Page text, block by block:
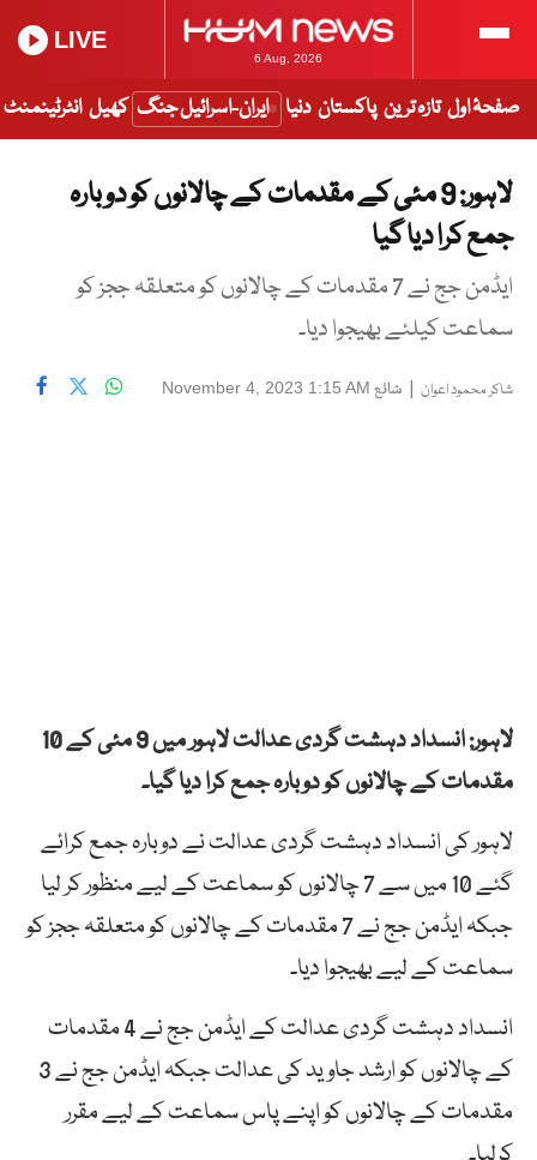
6 Aug, 2026
LIVE
صفحۂ اول تازہ ترین پاکستان دنیا ایران-اسرائیل جنگ کھیل انٹرٹینمنٹ
لاہور: 9 مئی کے مقدمات کے چالانوں کو دوبارہ
جمع کرا دیا گیا
ایڈمن جج نے 7 مقدمات کے چالانوں کو متعلقہ ججز کو
سماعت کیلئے بھیجوا دیا۔
شاکر محمود اعوان | شائع November 4, 2023 1:15 AM
لاہور: انسداد دہشت گردی عدالت لاہور میں 9 مئی کے 10
مقدمات کے چالانوں کو دوبارہ جمع کرا دیا گیا۔
لاہور کی انسداد دہشت گردی عدالت نے دوبارہ جمع کرائے
گئے 10 میں سے 7 چالانوں کو سماعت کے لیے منظور کر لیا
جبکہ ایڈمن جج نے 7 مقدمات کے چالانوں کو متعلقہ ججز کو
سماعت کے لیے بھیجوا دیا۔
انسداد دہشت گردی عدالت کے ایڈمن جج نے 4 مقدمات
کے چالانوں کو ارشد جاوید کی عدالت جبکہ ایڈمن جج نے 3
مقدمات کے چالانوں کو اپنے پاس سماعت کے لیے مقرر